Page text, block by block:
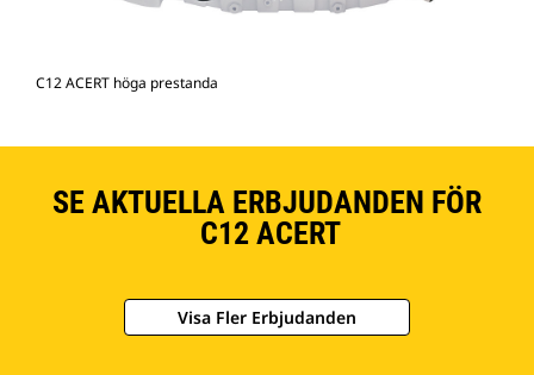
C12 ACERT höga prestanda
SE AKTUELLA ERBJUDANDEN FÖR
C12 ACERT
Visa Fler Erbjudanden